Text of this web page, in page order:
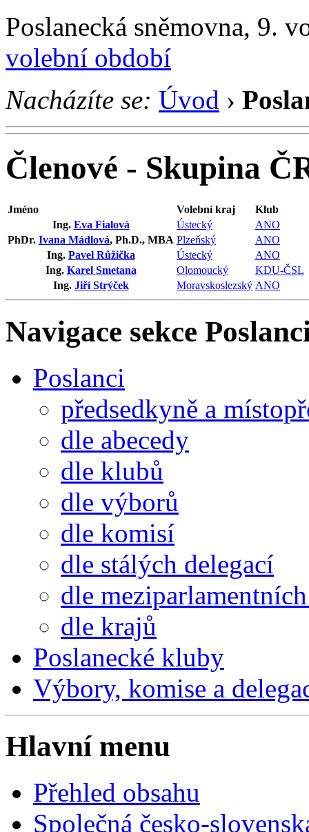
Poslanecká sněmovna, 9.
volební období
Nacházíte se: Úvod ›
Členové - Skupina
Jméno Volební kraj
Klub
Ing. Eva Fialová Ústecký
ANO
PhDr. Ivana Mádlová, Ph.D., MBA Plzeňský
ANO
Ing. Pavel Růžička Ústecký
ANO
Ing. Karel Smetana Olomoucký
KDU-ČSL
Ing. Jiří Strýček Moravskoslezský ANO
Navigace sekce
Poslanci
předsedkyně a
dle abecedy
dle klubů
dle výborů
dle komisí
dle stálých delegací
dle
dle krajů
Poslanecké kluby
Výbory, komise a
Hlavní menu
Přehled obsahu
Společná česko-